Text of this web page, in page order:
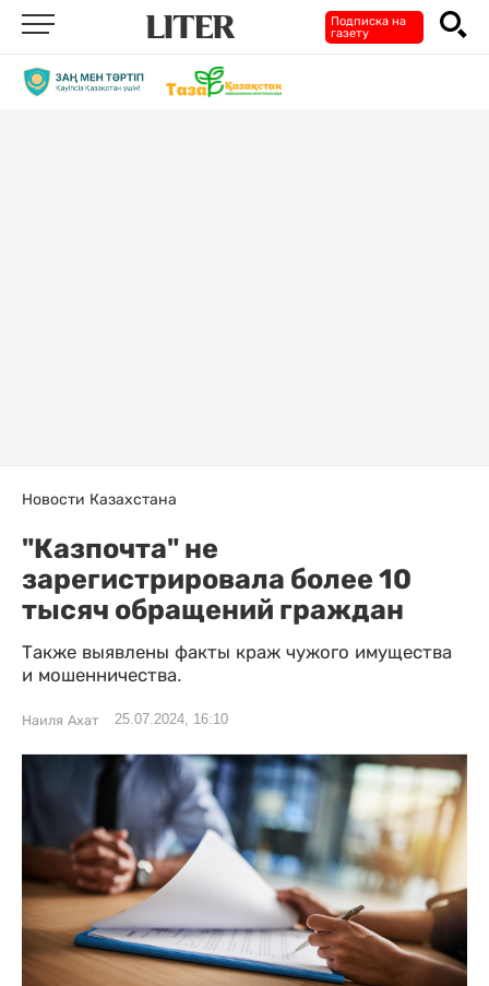
Подписка на
газету
Новости Казахстана
"Казпочта" не
зарегистрировала более 10
тысяч обращений граждан
Также выявлены факты краж чужого имущества
и мошенничества.
Наиля Ахат 25.07.2024, 16:10